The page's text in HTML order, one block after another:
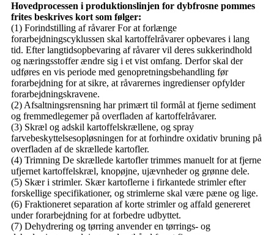
Hovedprocessen i produktionslinjen for dybfrosne pommes
frites beskrives kort som følger:
(1) Forindstilling af råvarer For at forlænge
forarbejdningscyklussen skal kartoffelråvarer opbevares i lang
tid. Efter langtidsopbevaring af råvarer vil deres sukkerindhold
og næringsstoffer ændre sig i et vist omfang. Derfor skal der
udføres en vis periode med genopretningsbehandling før
forarbejdning for at sikre, at råvarernes ingredienser opfylder
forarbejdningskravene.
(2) Afsaltningsrensning har primært til formål at fjerne sediment
og fremmedlegemer på overfladen af ​​kartoffelråvarer.
(3) Skræl og adskil kartoffelskrællene, og spray
farvebeskyttelsesopløsningen for at forhindre oxidativ bruning på
overfladen af ​​de skrællede kartofler.
(4) Trimning De skrællede kartofler trimmes manuelt for at fjerne
ufjernet kartoffelskræl, knopøjne, ujævnheder og grønne dele.
(5) Skær i strimler. Skær kartoflerne i firkantede strimler efter
forskellige specifikationer, og strimlerne skal være pæne og lige.
(6) Fraktioneret separation af korte strimler og affald genereret
under forarbejdning for at forbedre udbyttet.
(7) Dehydrering og tørring anvender en tørrings- og